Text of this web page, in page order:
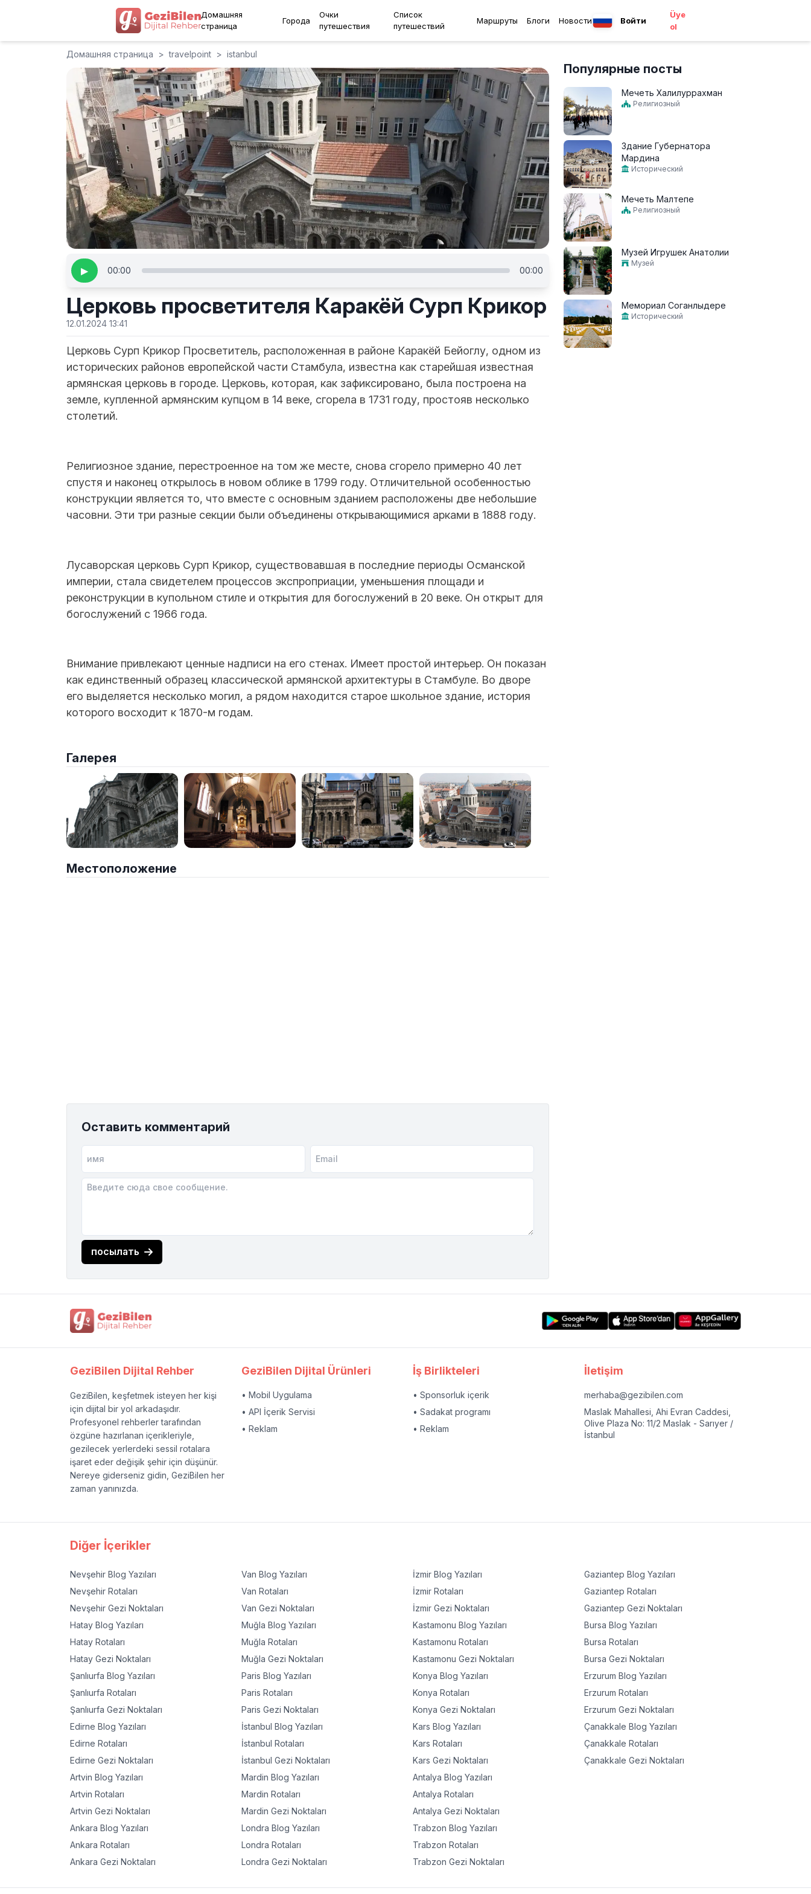
Домашняя
страница
Города
Очки
путешествия
Список
путешествий
Маршруты Блоги Новости Войти
Üye
ol
Домашняя страница > travelpoint > istanbul
▶ 00:00 00:00
Церковь просветителя Каракёй Сурп Крикор
12.01.2024 13:41
Церковь Сурп Крикор Просветитель, расположенная в районе Каракёй Бейоглу, одном из
исторических районов европейской части Стамбула, известна как старейшая известная
армянская церковь в городе. Церковь, которая, как зафиксировано, была построена на
земле, купленной армянским купцом в 14 веке, сгорела в 1731 году, простояв несколько
столетий.
Религиозное здание, перестроенное на том же месте, снова сгорело примерно 40 лет
спустя и наконец открылось в новом облике в 1799 году. Отличительной особенностью
конструкции является то, что вместе с основным зданием расположены две небольшие
часовни. Эти три разные секции были объединены открывающимися арками в 1888 году.
Лусаворская церковь Сурп Крикор, существовавшая в последние периоды Османской
империи, стала свидетелем процессов экспроприации, уменьшения площади и
реконструкции в купольном стиле и открытия для богослужений в 20 веке. Он открыт для
богослужений с 1966 года.
Внимание привлекают ценные надписи на его стенах. Имеет простой интерьер. Он показан
как единственный образец классической армянской архитектуры в Стамбуле. Во дворе
его выделяется несколько могил, а рядом находится старое школьное здание, история
которого восходит к 1870-м годам.
Галерея
Местоположение
Оставить комментарий
посылать
Популярные посты
Мечеть Халилуррахман
Религиозный
Здание Губернатора
Мардина
Исторический
Мечеть Малтепе
Религиозный
Музей Игрушек Анатолии
Музей
Мемориал Соганлыдере
Исторический
GeziBilen Dijital Rehber
GeziBilen, keşfetmek isteyen her kişi
için dijital bir yol arkadaşıdır.
Profesyonel rehberler tarafından
özgüne hazırlanan içerikleriyle,
gezilecek yerlerdeki sessil rotalara
işaret eder değişik şehir için düşünür.
Nereye giderseniz gidin, GeziBilen her
zaman yanınızda.
GeziBilen Dijital Ürünleri
• Mobil Uygulama
• API İçerik Servisi
• Reklam
İş Birlikteleri
• Sponsorluk içerik
• Sadakat programı
• Reklam
İletişim
merhaba@gezibilen.com
Maslak Mahallesi, Ahi Evran Caddesi,
Olive Plaza No: 11/2 Maslak - Sarıyer /
İstanbul
Diğer İçerikler
Nevşehir Blog Yazıları
Nevşehir Rotaları
Nevşehir Gezi Noktaları
Hatay Blog Yazıları
Hatay Rotaları
Hatay Gezi Noktaları
Şanlıurfa Blog Yazıları
Şanlıurfa Rotaları
Şanlıurfa Gezi Noktaları
Edirne Blog Yazıları
Edirne Rotaları
Edirne Gezi Noktaları
Artvin Blog Yazıları
Artvin Rotaları
Artvin Gezi Noktaları
Ankara Blog Yazıları
Ankara Rotaları
Ankara Gezi Noktaları
Van Blog Yazıları
Van Rotaları
Van Gezi Noktaları
Muğla Blog Yazıları
Muğla Rotaları
Muğla Gezi Noktaları
Paris Blog Yazıları
Paris Rotaları
Paris Gezi Noktaları
İstanbul Blog Yazıları
İstanbul Rotaları
İstanbul Gezi Noktaları
Mardin Blog Yazıları
Mardin Rotaları
Mardin Gezi Noktaları
Londra Blog Yazıları
Londra Rotaları
Londra Gezi Noktaları
İzmir Blog Yazıları
İzmir Rotaları
İzmir Gezi Noktaları
Kastamonu Blog Yazıları
Kastamonu Rotaları
Kastamonu Gezi Noktaları
Konya Blog Yazıları
Konya Rotaları
Konya Gezi Noktaları
Kars Blog Yazıları
Kars Rotaları
Kars Gezi Noktaları
Antalya Blog Yazıları
Antalya Rotaları
Antalya Gezi Noktaları
Trabzon Blog Yazıları
Trabzon Rotaları
Trabzon Gezi Noktaları
Gaziantep Blog Yazıları
Gaziantep Rotaları
Gaziantep Gezi Noktaları
Bursa Blog Yazıları
Bursa Rotaları
Bursa Gezi Noktaları
Erzurum Blog Yazıları
Erzurum Rotaları
Erzurum Gezi Noktaları
Çanakkale Blog Yazıları
Çanakkale Rotaları
Çanakkale Gezi Noktaları